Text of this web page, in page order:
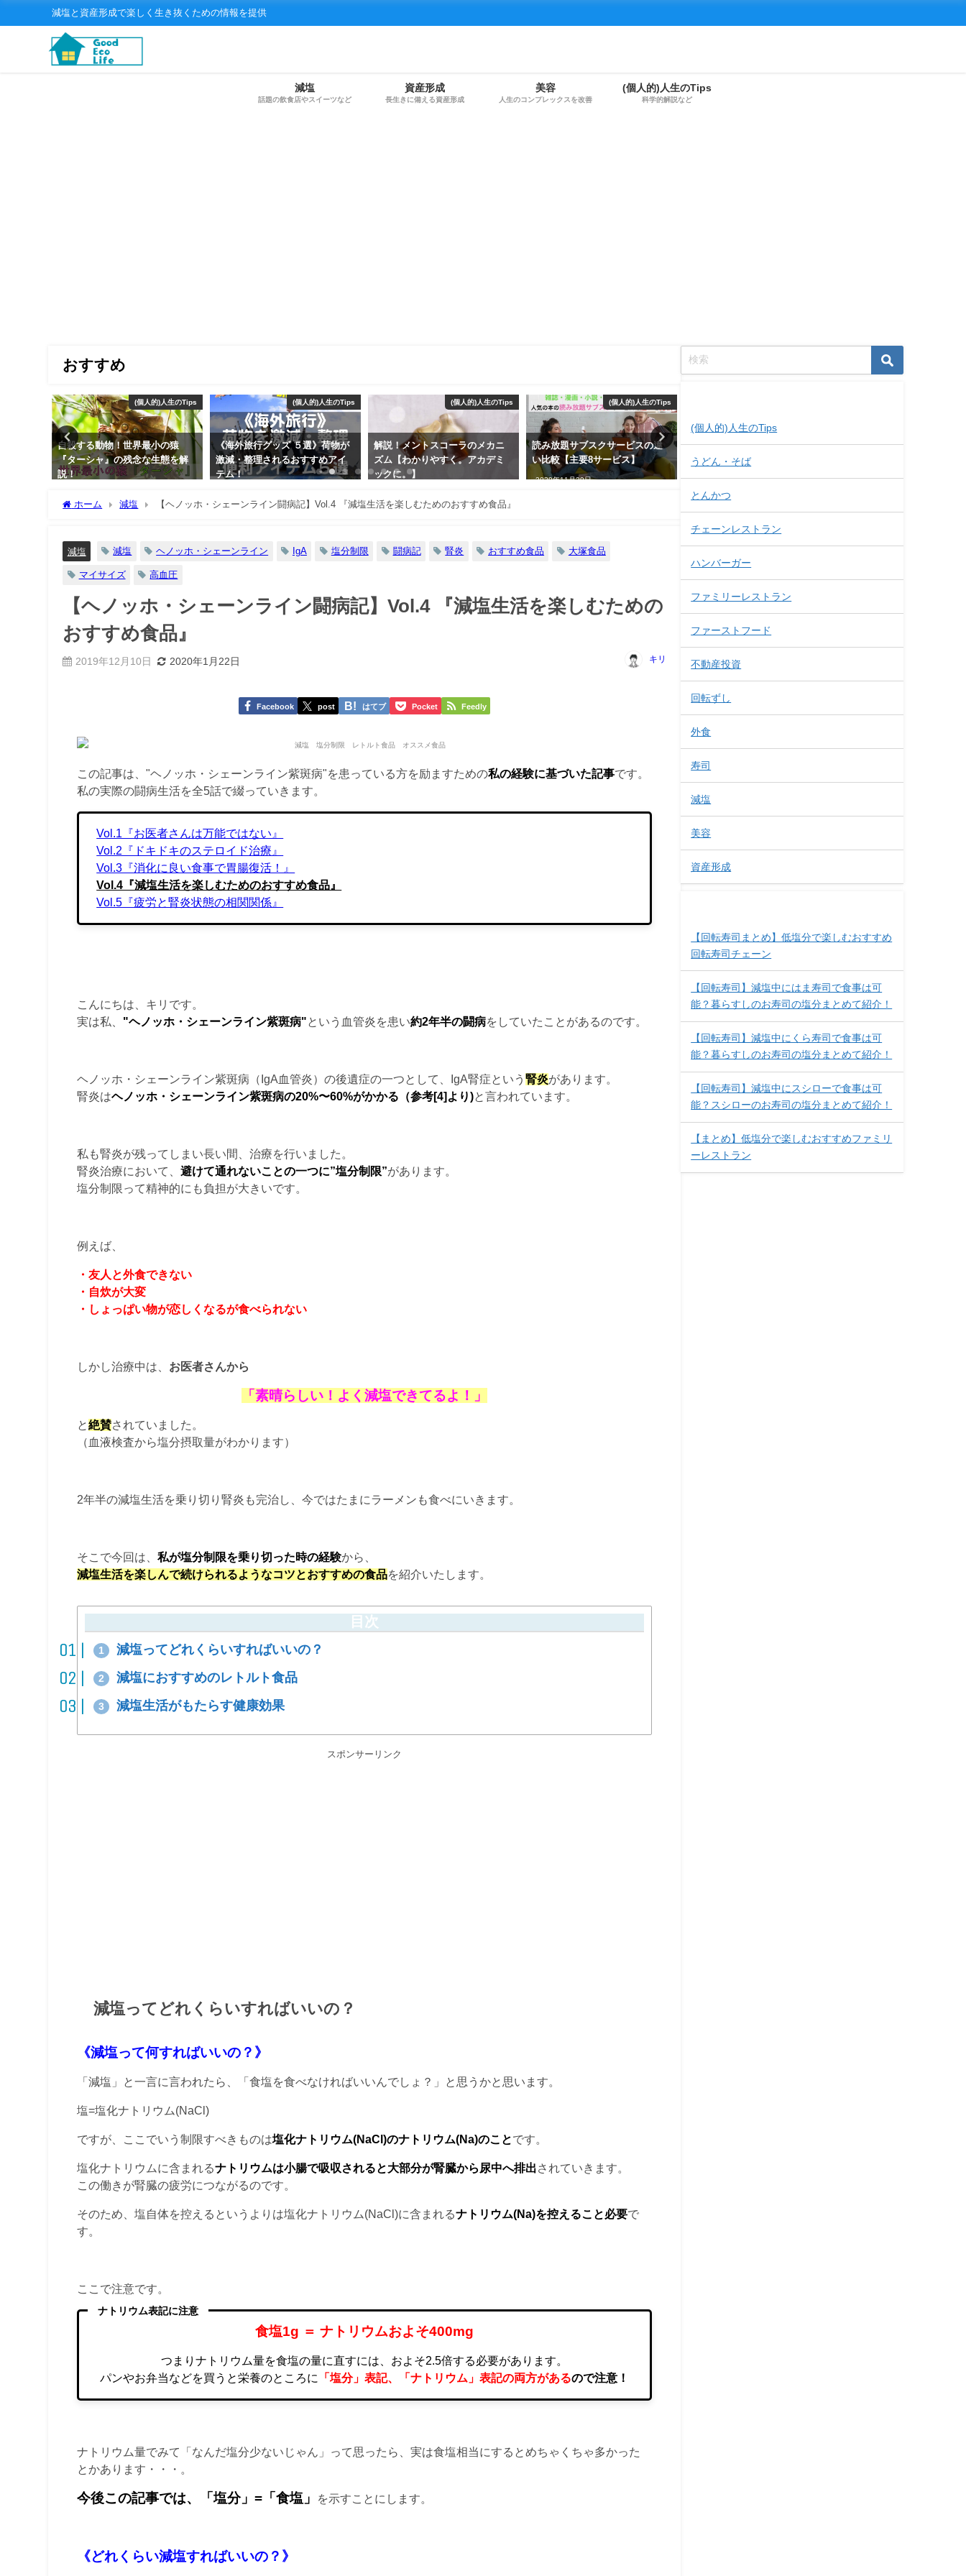
減塩と資産形成で楽しく生き抜くための情報を提供
減塩
話題の飲食店やスイーツなど
資産形成
長生きに備える資産形成
美容
人生のコンプレックスを改善
(個人的)人生のTips
科学的解説など
おすすめ
(個人的)人生のTips
自殺する動物！世界最小の猿
『ターシャ』の残念な生態を解
説！
(個人的)人生のTips
《海外旅行グッズ ５選》荷物が
激減・整理されるおすすめアイ
テム！
(個人的)人生のTips
解説！メントスコーラのメカニ
ズム【わかりやすく。アカデミ
ックに。】
(個人的)人生のTips
読み放題サブスクサービスの違
い比較【主要8サービス】
2020年11月29日
【1分でわかる】一目瞭然！つみ
たてNISAとiDeCoの違い。積立
【口コミ】怪しくない？
ホーム 減塩 【ヘノッホ・シェーンライン闘病記】Vol.4 『減塩生活を楽しむためのおすすめ食品』
減塩 減塩 ヘノッホ・シェーンライン IgA 塩分制限 闘病記 腎炎 おすすめ食品 大塚食品
マイサイズ 高血圧
【ヘノッホ・シェーンライン闘病記】Vol.4 『減塩生活を楽しむための
おすすめ食品』
2019年12月10日 2020年1月22日 キリ
Facebook post はてブ Pocket Feedly
この記事は、"ヘノッホ・シェーンライン紫斑病"を患っている方を励ますための私の経験に基づいた記事です。
私の実際の闘病生活を全5話で綴っていきます。
Vol.1『お医者さんは万能ではない』
Vol.2『ドキドキのステロイド治療』
Vol.3『消化に良い食事で胃腸復活！』
Vol.4『減塩生活を楽しむためのおすすめ食品』
Vol.5『疲労と腎炎状態の相関関係』
こんにちは、キリです。
実は私、 "ヘノッホ・シェーンライン紫斑病"という血管炎を患い約2年半の闘病をしていたことがあるのです。
ヘノッホ・シェーンライン紫斑病（IgA血管炎）の後遺症の一つとして、IgA腎症という腎炎があります。
腎炎はヘノッホ・シェーンライン紫斑病の20%〜60%がかかる（参考[4]より)と言われています。
私も腎炎が残ってしまい長い間、治療を行いました。
腎炎治療において、避けて通れないことの一つに”塩分制限”があります。
塩分制限って精神的にも負担が大きいです。
例えば、
・友人と外食できない
・自炊が大変
・しょっぱい物が恋しくなるが食べられない
しかし治療中は、 お医者さんから
「素晴らしい！よく減塩できてるよ！」
と絶賛されていました。
（血液検査から塩分摂取量がわかります）
2年半の減塩生活を乗り切り腎炎も完治し、今ではたまにラーメンも食べにいきます。
そこで今回は、私が塩分制限を乗り切った時の経験から、
減塩生活を楽しんで続けられるようなコツとおすすめの食品を紹介いたします。
目次
1 減塩ってどれくらいすればいいの？
2 減塩におすすめのレトルト食品
3 減塩生活がもたらす健康効果
スポンサーリンク
減塩ってどれくらいすればいいの？
《減塩って何すればいいの？》
「減塩」と一言に言われたら、「食塩を食べなければいいんでしょ？」と思うかと思います。
塩=塩化ナトリウム(NaCl)
ですが、ここでいう制限すべきものは塩化ナトリウム(NaCl)のナトリウム(Na)のことです。
塩化ナトリウムに含まれるナトリウムは小腸で吸収されると大部分が腎臓から尿中へ排出されていきます。
この働きが腎臓の疲労につながるのです。
そのため、塩自体を控えるというよりは塩化ナトリウム(NaCl)に含まれるナトリウム(Na)を控えること必要で
す。
ここで注意です。
ナトリウム表記に注意
食塩1g ＝ ナトリウムおよそ400mg
つまりナトリウム量を食塩の量に直すには、およそ2.5倍する必要があります。
パンやお弁当などを買うと栄養のところに 「塩分」表記、「ナトリウム」表記の両方があるので注意！
ナトリウム量でみて「なんだ塩分少ないじゃん」って思ったら、実は食塩相当にするとめちゃくちゃ多かった
とかあります・・・。
今後この記事では、「塩分」= 「食塩」 を示すことにします。
《どれくらい減塩すればいいの？》
(個人的)人生のTips
うどん・そば
とんかつ
チェーンレストラン
ハンバーガー
ファミリーレストラン
ファーストフード
不動産投資
回転ずし
外食
寿司
減塩
美容
資産形成
【回転寿司まとめ】低塩分で楽しむおすすめ
回転寿司チェーン
【回転寿司】減塩中にはま寿司で食事は可
能？暮らすしのお寿司の塩分まとめて紹介！
【回転寿司】減塩中にくら寿司で食事は可
能？暮らすしのお寿司の塩分まとめて紹介！
【回転寿司】減塩中にスシローで食事は可
能？スシローのお寿司の塩分まとめて紹介！
【まとめ】低塩分で楽しむおすすめファミリ
ーレストラン